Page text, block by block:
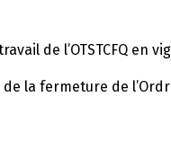
de l’OTSTCFQ
la fermeture de